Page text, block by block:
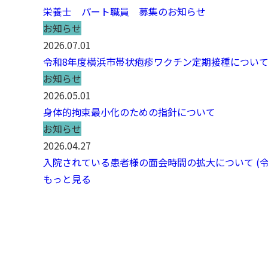
栄養士 パート職員 募集のお知らせ
お知らせ
2026.07.01
令和8年度横浜市帯状疱疹ワクチン定期接種について
お知らせ
2026.05.01
身体的拘束最小化のための指針について
お知らせ
2026.04.27
入院されている患者様の面会時間の拡大について (
もっと見る